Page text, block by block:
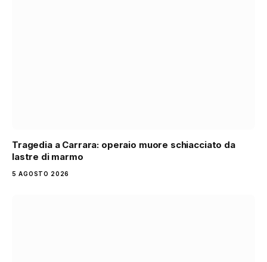
Tragedia a Carrara: operaio muore schiacciato da
lastre di marmo
5 AGOSTO 2026